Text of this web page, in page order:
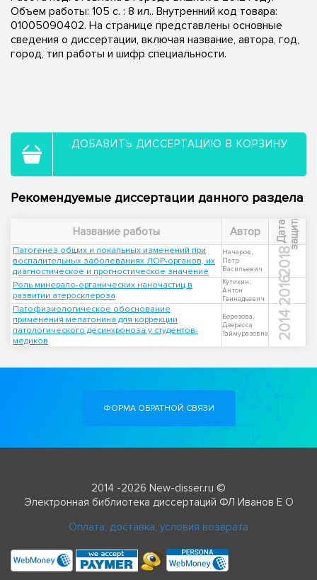
Объем работы: 105 с. : 8 ил.. Внутренний код товара:
01005090402. На странице представлены основные
сведения о диссертации, включая название, автора, год,
город, тип работы и шифр специальности.
ДОБАВИТЬ ДИССЕРТАЦИЮ В КОРЗИНУ
Рекомендуемые диссертации данного раздела
Название работы Автор Д
а
т
а
з
а
щ
и
т ы
Патогенез общих и локальных изменений при
воспалительных заболеваниях ЛОР-органов, их
диагностическое и прогностическое значение
Начаров,
Петр
Васильевич
2018
Роль минерало-органических наночастиц в
развитии атеросклероза
Кутихин,
Антон
Геннадьевич
2016
Патофизиологическое обоснование
применения мелатонина для коррекции
патологического десинхроноза у студентов-
медиков
Березова,
Дзерасса
Таймуразовна
2014
ФОРМА ОБРАТНОЙ СВЯЗИ
2014 -2026 New-disser.ru ©
Электронная библиотека диссертаций ФЛ Иванов Е О
Оплата, доставка, условия возврата